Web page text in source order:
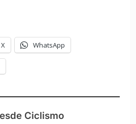
X WhatsApp
Ciclismo